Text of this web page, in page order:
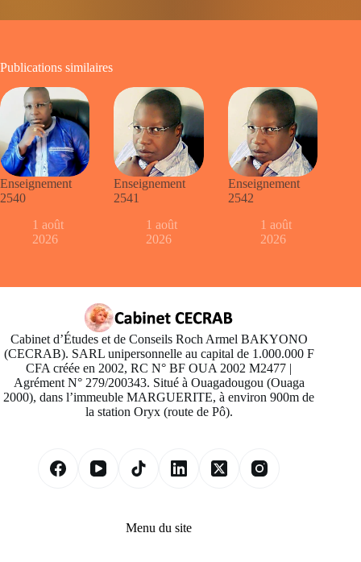
Publications similaires
Enseignement
2540
1 août
2026
Enseignement
2541
1 août
2026
Enseignement
2542
1 août
2026
Cabinet d’Études et de Conseils Roch Armel BAKYONO
(CECRAB). SARL unipersonnelle au capital de 1.000.000 F
CFA créée en 2002, RC N° BF OUA 2002 M2477 |
Agrément N° 279/200343. Situé à Ouagadougou (Ouaga
2000), dans l’immeuble MARGUERITE, à environ 900m de
la station Oryx (route de Pô).
Menu du site